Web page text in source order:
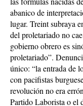
abanico de
lugar. Treint subraya
del proletariado no
gobierno obrero es
proletariado”.
único: “la entrada de
con pacifistas
revolución no era
Partido Laborista o el